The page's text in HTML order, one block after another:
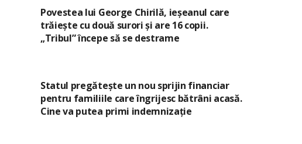
Povestea lui George Chirilă, ieșeanul care
trăiește cu două surori și are 16 copii.
„Tribul” începe să se destrame
Statul pregătește un nou sprijin financiar
pentru familiile care îngrijesc bătrâni acasă.
Cine va putea primi indemnizație